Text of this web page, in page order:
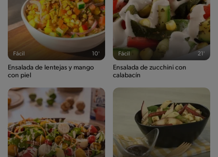
Fácil 10'
Ensalada de lentejas y mango
con piel
Fácil 21'
Ensalada de zucchini con
calabacín